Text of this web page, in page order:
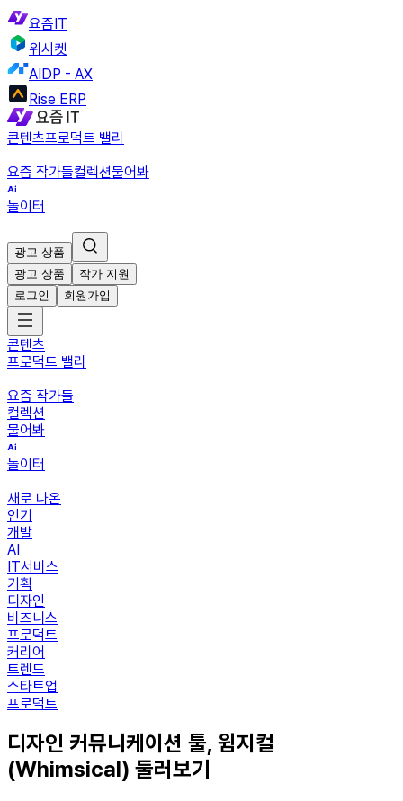
요즘IT
위시켓
AIDP - AX
Rise ERP
콘텐츠프로덕트 밸리
요즘 작가들컬렉션물어봐
놀이터
광고 상품
광고 상품
작가 지원
로그인
회원가입
콘텐츠
프로덕트 밸리
요즘 작가들
컬렉션
물어봐
놀이터
새로 나온
인기
개발
AI
IT서비스
기획
디자인
비즈니스
프로덕트
커리어
트렌드
스타트업
프로덕트
디자인 커뮤니케이션 툴, 윔지컬
(Whimsical) 둘러보기